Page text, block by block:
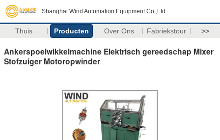
Shanghai Wind Automation Equipment Co.,Ltd
Thuis Producten Over Ons Fabriekstour >>
Ankerspoelwikkelmachine Elektrisch gereedschap Mixer
Stofzuiger Motoropwinder